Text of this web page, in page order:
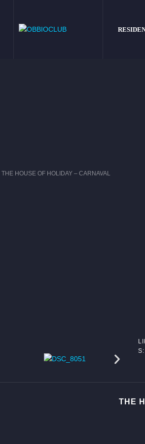
THE HOUSE OF HOLIDAY – CARNAVAL
S:
THE